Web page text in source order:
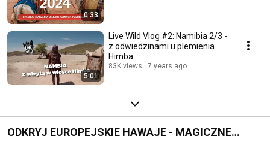
0:33
5:01
Live Wild Vlog #2: Namibia 2/3 -
z odwiedzinami u plemienia
Himba
83K views 7 years ago
ODKRYJ EUROPEJSKIE HAWAJE - MAGICZNE